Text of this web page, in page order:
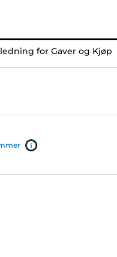
for Gaver og Kjøp